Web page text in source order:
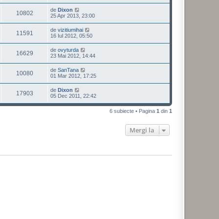
10802 de Dixon
25 Apr 2013, 23:00
11591 de vizitiumihai
16 Iul 2012, 05:50
16629 de ovyturda
23 Mai 2012, 14:44
10080 de SanTana
01 Mar 2012, 17:25
17903 de Dixon
05 Dec 2011, 22:42
6 subiecte • Pagina 1 din 1
Mergi la